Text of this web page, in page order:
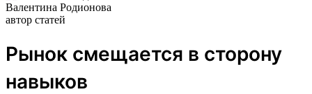
Валентина Родионова
автор статей
Рынок смещается в сторону
навыков